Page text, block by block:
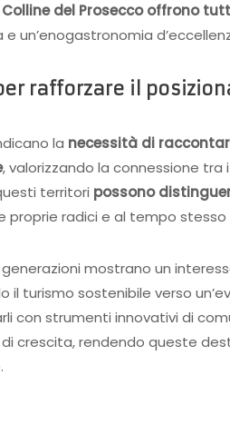
Colline del Prosecco offrono
un’enogastronomia
rafforzare il
la necessità di
, valorizzando la connessione
territori possono
proprie radici e al tempo
mostrano un
il turismo sostenibile verso
con strumenti innovativi di
di crescita, rendendo queste